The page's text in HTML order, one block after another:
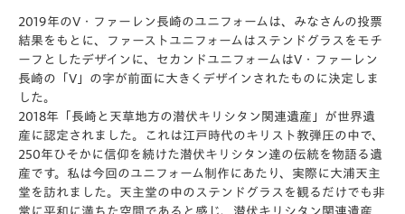
2019年のV・ファーレン長崎のユニフォームは、みなさんの投票
結果をもとに、ファーストユニフォームはステンドグラスをモチ
ーフとしたデザインに、セカンドユニフォームはV・ファーレン
長崎の「V」の字が前面に大きくデザインされたものに決定しま
した。
2018年「長崎と天草地方の潜伏キリシタン関連遺産」が世界遺
産に認定されました。これは江戸時代のキリスト教弾圧の中で、
250年ひそかに信仰を続けた潜伏キリシタン達の伝統を物語る遺
産です。私は今回のユニフォーム制作にあたり、実際に大浦天主
堂を訪れました。天主堂の中のステンドグラスを観るだけでも非
常に平和に満ちた空間であると感じ、潜伏キリシタン関連遺産